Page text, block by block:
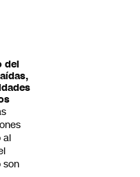
del
al
son